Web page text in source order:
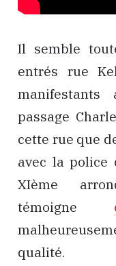
Il semble
entrés rue
passage
cette rue que
avec la police
XIème
témoigne
qualité.